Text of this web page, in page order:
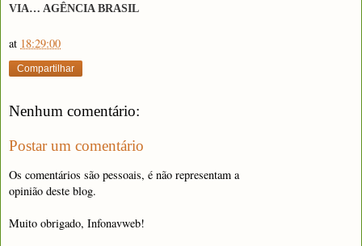
VIA… AGÊNCIA BRASIL
at 18:29:00
Compartilhar
Nenhum comentário:
Postar um comentário
Os comentários são pessoais, é não representam a
opinião deste blog.
Muito obrigado, Infonavweb!